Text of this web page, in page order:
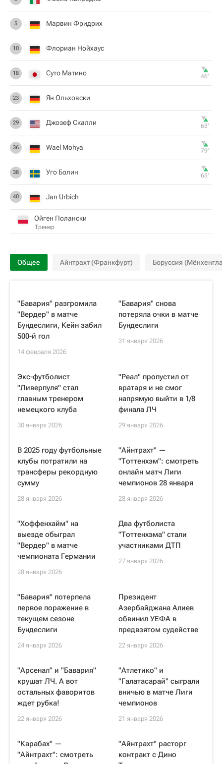
5 Марвин Фридрих
10 Флориан Нойхаус
18 Суто Матино 46‎’‎
23 Ян Ольховски
29 Джозеф Скалли 65‎’‎
36 Wael Mohya 79‎’‎
38 Уго Болин 65‎’‎
40 Jan Urbich
Ойген Полански
Тренер
Общее Айнтрахт (Франкфурт) Боруссия
"Бавария" разгромила
"Вердер" в матче
Бундеслиги, Кейн забил
500-й гол
14 февраля 2026
"Бавария" снова
потеряла очки в матче
Бундеслиги
31 января 2026
Экс-футболист
"Ливерпуля" стал
главным тренером
немецкого клуба
30 января 2026
"Реал" пропустил от
вратаря и не смог
напрямую выйти в 1/8
финала ЛЧ
29 января 2026
В 2025 году футбольные
клубы потратили на
трансферы рекордную
сумму
28 января 2026
"Айнтрахт" —
"Тоттенхэм": смотреть
онлайн матч Лиги
чемпионов 28 января
28 января 2026
"Хоффенхайм" на
выезде обыграл
"Вердер" в матче
чемпионата Германии
28 января 2026
Два футболиста
"Тоттенхэма" стали
участниками ДТП
27 января 2026
"Бавария" потерпела
первое поражение в
текущем сезоне
Бундеслиги
24 января 2026
Президент
Азербайджана Алиев
обвинил УЕФА в
предвзятом судействе
22 января 2026
"Арсенал" и "Бавария"
крушат ЛЧ. А вот
остальных фаворитов
ждет рубка!
22 января 2026
"Атлетико" и
"Галатасарай" сыграли
вничью в матче Лиги
чемпионов
21 января 2026
"Карабах" —
"Айнтрахт": смотреть
"Айнтрахт" расторг
контракт с Дино